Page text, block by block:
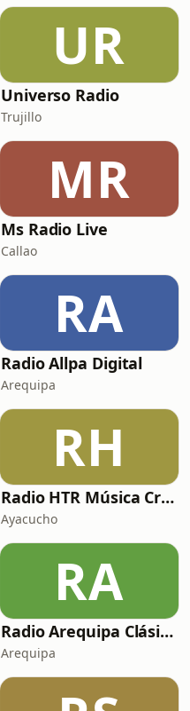
UR
Universo Radio
Trujillo
MR
Ms Radio Live
Callao
RA
Radio Allpa Digital
Arequipa
RH
Radio HTR Música Criolla-boleros
Ayacucho
RA
Radio Arequipa Clásica
Arequipa